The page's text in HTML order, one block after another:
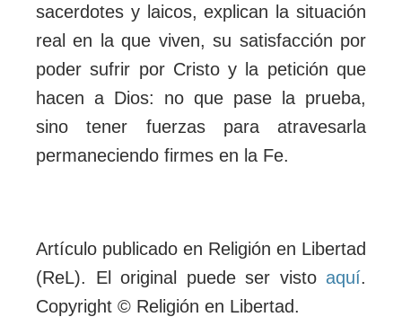
sacerdotes y laicos, explican la situación
real en la que viven, su satisfacción por
poder sufrir por Cristo y la petición que
hacen a Dios: no que pase la prueba,
sino tener fuerzas para atravesarla
permaneciendo firmes en la Fe.
Artículo publicado en Religión en Libertad
(ReL). El original puede ser visto aquí.
Copyright © Religión en Libertad.